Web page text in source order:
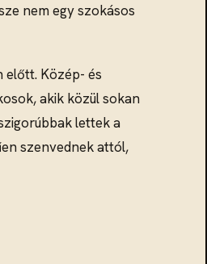
nem egy szokásos
előtt. Közép- és
akik közül sokan
lettek a
szenvednek attól,